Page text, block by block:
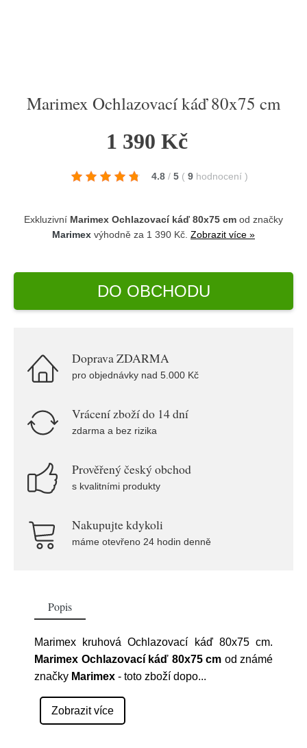
Marimex Ochlazovací káď 80x75 cm
1 390 Kč
4.8 / 5 ( 9 hodnocení )
Exkluzivní Marimex Ochlazovací káď 80x75 cm od značky
Marimex výhodně za 1 390 Kč. Zobrazit více »
DO OBCHODU
Doprava ZDARMA
pro objednávky nad 5.000 Kč
Vrácení zboží do 14 dní
zdarma a bez rizika
Prověřený český obchod
s kvalitními produkty
Nakupujte kdykoli
máme otevřeno 24 hodin denně
Popis
Marimex kruhová Ochlazovací káď 80x75 cm.
Marimex Ochlazovací káď 80x75 cm od známé
značky Marimex - toto zboží dopo...
Zobrazit více